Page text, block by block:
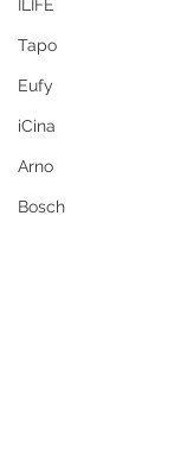
ILIFE
Tapo
Eufy
iCina
Arno
Bosch